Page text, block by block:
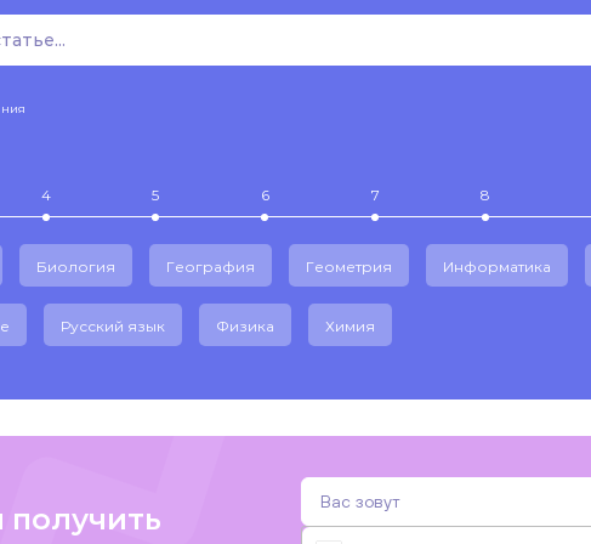
4 5 6 7 8
Биология География Геометрия Информатика
Русский язык Физика Химия